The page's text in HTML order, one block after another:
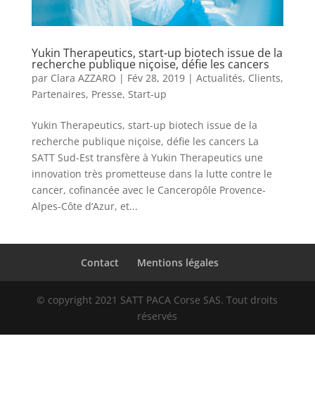
Yukin Therapeutics, start-up biotech issue de la
recherche publique niçoise, défie les cancers
par Clara AZZARO | Fév 28, 2019| Actualités, Clients,
Partenaires, Presse, Start-up
Yukin Therapeutics, start-up biotech issue de la
recherche publique niçoise, défie les cancers La
SATT Sud-Est transfère à Yukin Therapeutics une
innovation très prometteuse dans la lutte contre le
cancer, cofinancée avec le Canceropôle Provence-
Alpes-Côte d’Azur, et...
Contact Mentions légales
© copyright 2021 SATT PACA Corse SAS. Tout droits
réservés